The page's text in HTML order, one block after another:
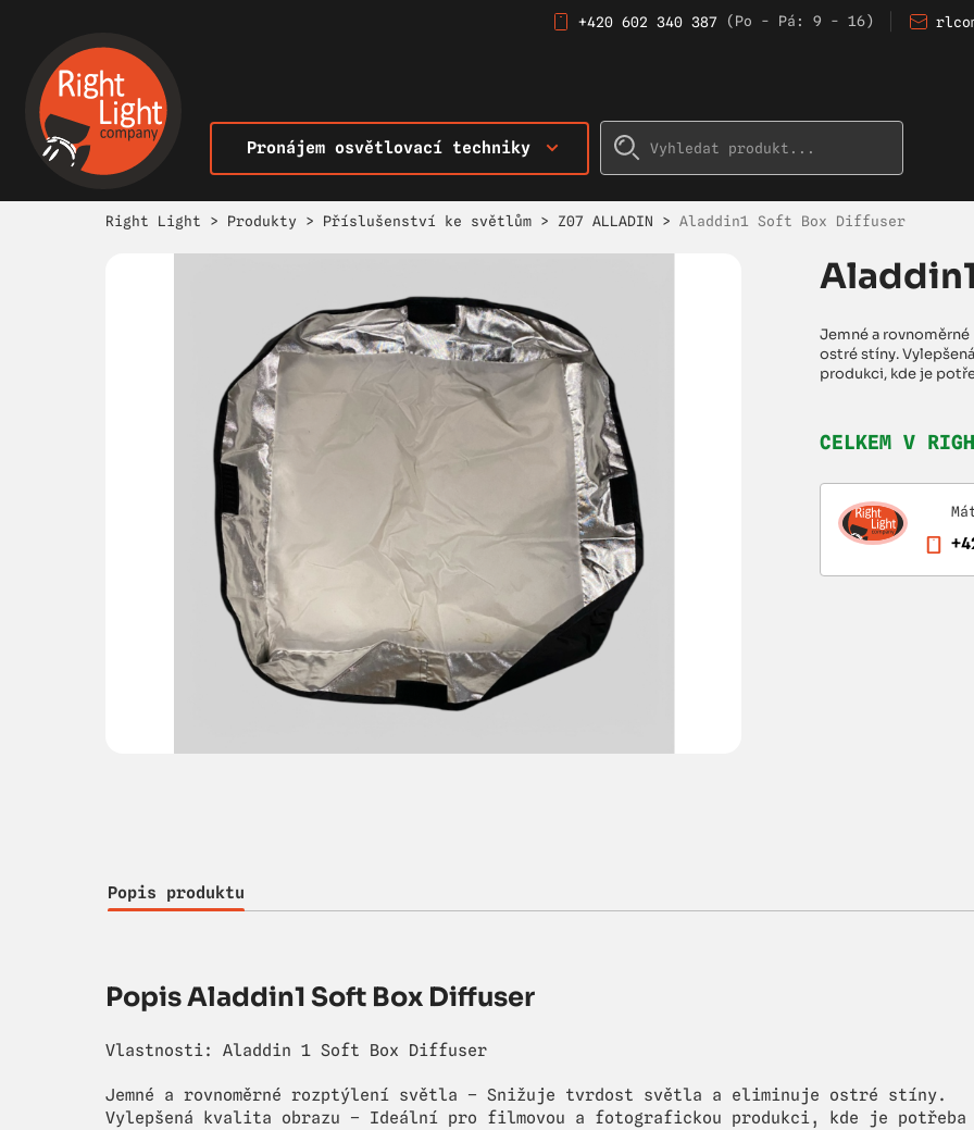
+420 602 340 387 (Po - Pá: 9 - 16)
Pronájem osvětlovací techniky
Right Light > Produkty > Příslušenství ke světlům > Z07 ALLADIN > Aladdin1 Soft Box Diffuser
Jemné a
ostré stíny.
produkci, kde je
CELKEM V
Popis produktu
Popis Aladdin1 Soft Box Diffuser
Vlastnosti: Aladdin 1 Soft Box Diffuser
Jemné a rovnoměrné rozptýlení světla – Snižuje tvrdost světla a eliminuje ostré stíny.
Vylepšená kvalita obrazu – Ideální pro filmovou a fotografickou produkci, kde je potřeba